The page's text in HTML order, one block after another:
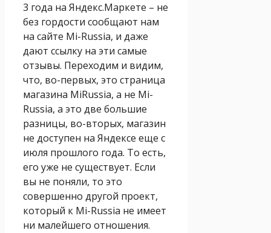
3 года на Яндекс.Маркете – не
без гордости сообщают нам
на сайте Mi-Russia, и даже
дают ссылку на эти самые
отзывы. Переходим и видим,
что, во-первых, это страница
магазина MiRussia, а не Mi-
Russia, а это две большие
разницы, во-вторых, магазин
не доступен на Яндексе еще с
июля прошлого года. То есть,
его уже не существует. Если
вы не поняли, то это
совершенно другой проект,
который к Mi-Russia не имеет
ни малейшего отношения.